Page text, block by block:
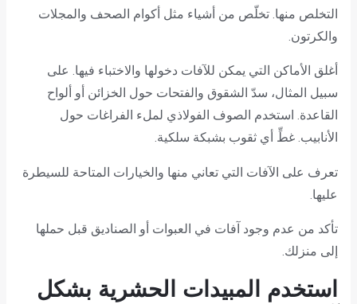
التخلص منها. تخلّص من أشياء مثل أكوام الصحف والمجلات
والكرتون.
أغلق الأماكن التي يمكن للآفات دخولها والاختباء فيها. على
سبيل المثال، سدّ الشقوق والفتحات حول الخزائن أو ألواح
القاعدة. استخدم الصوف الفولاذي لملء الفراغات حول
الأنابيب. غطِّ أي ثقوب بشبكة سلكية.
تعرف على الآفات التي تعاني منها والخيارات المتاحة للسيطرة
عليها.
تأكد من عدم وجود آفات في العبوات أو الصناديق قبل حملها
إلى منزلك.
استخدم المبيدات الحشرية بشكل